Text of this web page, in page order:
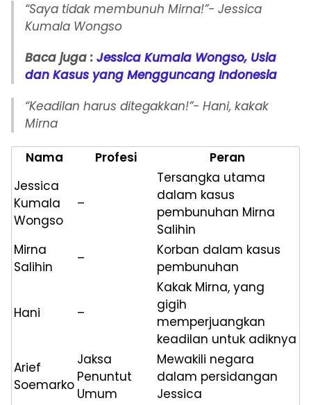
“Saya tidak membunuh Mirna!”- Jessica
Kumala Wongso
Baca juga : Jessica Kumala Wongso, Usia
dan Kasus yang Mengguncang Indonesia
“Keadilan harus ditegakkan!”- Hani, kakak
Mirna
Nama Profesi
Peran
Jessica
Kumala
Wongso
–
Tersangka utama
dalam kasus
pembunuhan Mirna
Salihin
Mirna
Salihin
–
Korban dalam kasus
pembunuhan
Hani –
Kakak Mirna, yang
gigih
memperjuangkan
keadilan untuk adiknya
Arief
Soemarko
Jaksa
Penuntut
Umum
Mewakili negara
dalam persidangan
Jessica